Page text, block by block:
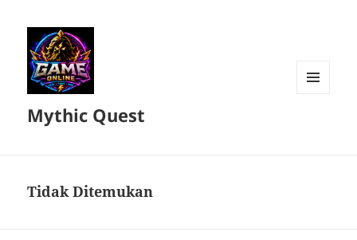
Mythic Quest
Tidak Ditemukan